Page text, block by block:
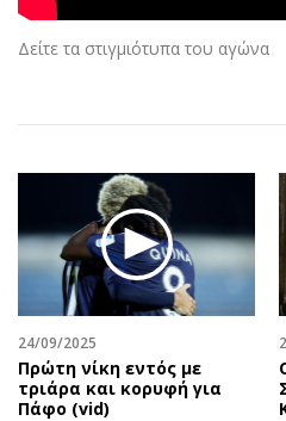
Αθλητισμός
Κύπρος
Διεθνή
Οικονομική
Οικονομία
Real Estate
Επιχειρήσεις
Αγορές
Money Review
AstroBank Properties
Δείτε τα στιγμιότυπα του αγώνα
24/09/2025
Πρώτη νίκη εντός με
τριάρα και κορυφή για
Πάφο (vid)